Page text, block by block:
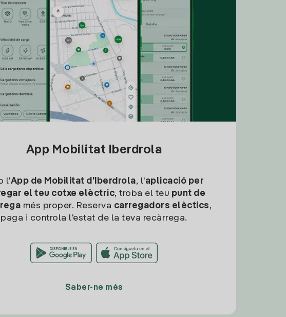
App Mobilitat Iberdrola
l'App de Mobilitat d'Iberdrola, l'aplicació per
el teu cotxe elèctric, troba el teu punt de
més proper. Reserva carregadors elèctics,
paga i controla l'estat de la teva recàrrega.
Saber-ne més